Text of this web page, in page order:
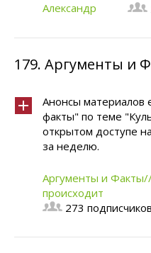
Александр
179. Аргументы и
Анонсы материалов
факты" по теме
открытом доступе
за неделю.
Аргументы и
происходит
273 подписчиков